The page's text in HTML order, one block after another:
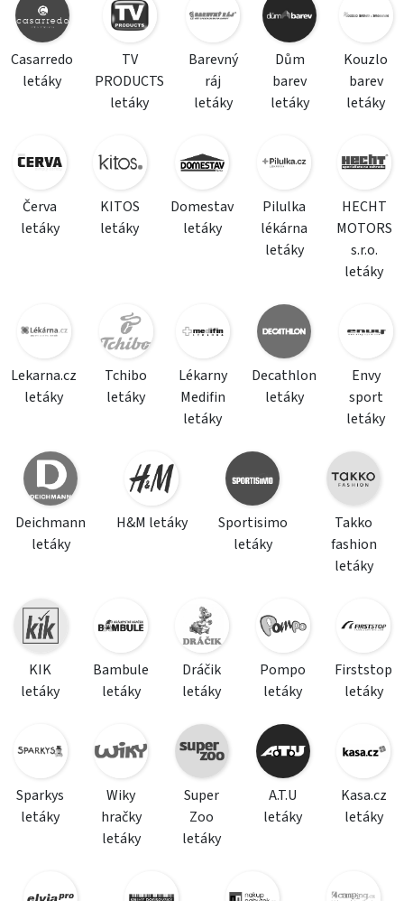
Casarredo
letáky
TV
PRODUCTS
letáky
Barevný
ráj
letáky
Dům
barev
letáky
Kouzlo
barev
letáky
Červa
letáky
KITOS
letáky
Domestav
letáky
Pilulka
lékárna
letáky
HECHT
MOTORS
s.r.o.
letáky
Lekarna.cz
letáky
Tchibo
letáky
Lékarny
Medifin
letáky
Decathlon
letáky
Envy
sport
letáky
Deichmann
letáky
H&M letáky
Sportisimo
letáky
Takko
fashion
letáky
KIK
letáky
Bambule
letáky
Dráčik
letáky
Pompo
letáky
Firststop
letáky
Sparkys
letáky
Wiky
hračky
letáky
Super
Zoo
letáky
A.T.U
letáky
Kasa.cz
letáky